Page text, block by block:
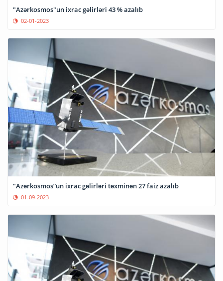
"Azərkosmos"un ixrac gəlirləri 43 % azalıb
02-01-2023
"Azərkosmos”un ixrac gəlirləri təxminən 27 faiz azalıb
01-09-2023